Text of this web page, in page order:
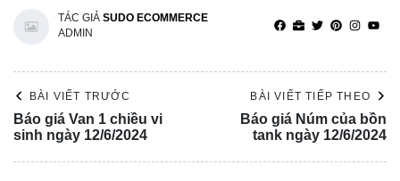
TÁC GIẢ SUDO ECOMMERCE
ADMIN
BÀI VIẾT TRƯỚC
Báo giá Van 1 chiều vi
sinh ngày 12/6/2024
BÀI VIẾT TIẾP THEO
Báo giá Núm của bồn
tank ngày 12/6/2024